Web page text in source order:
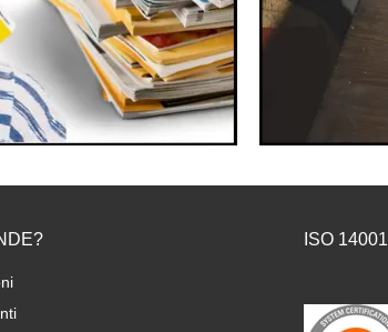
ISO 14001